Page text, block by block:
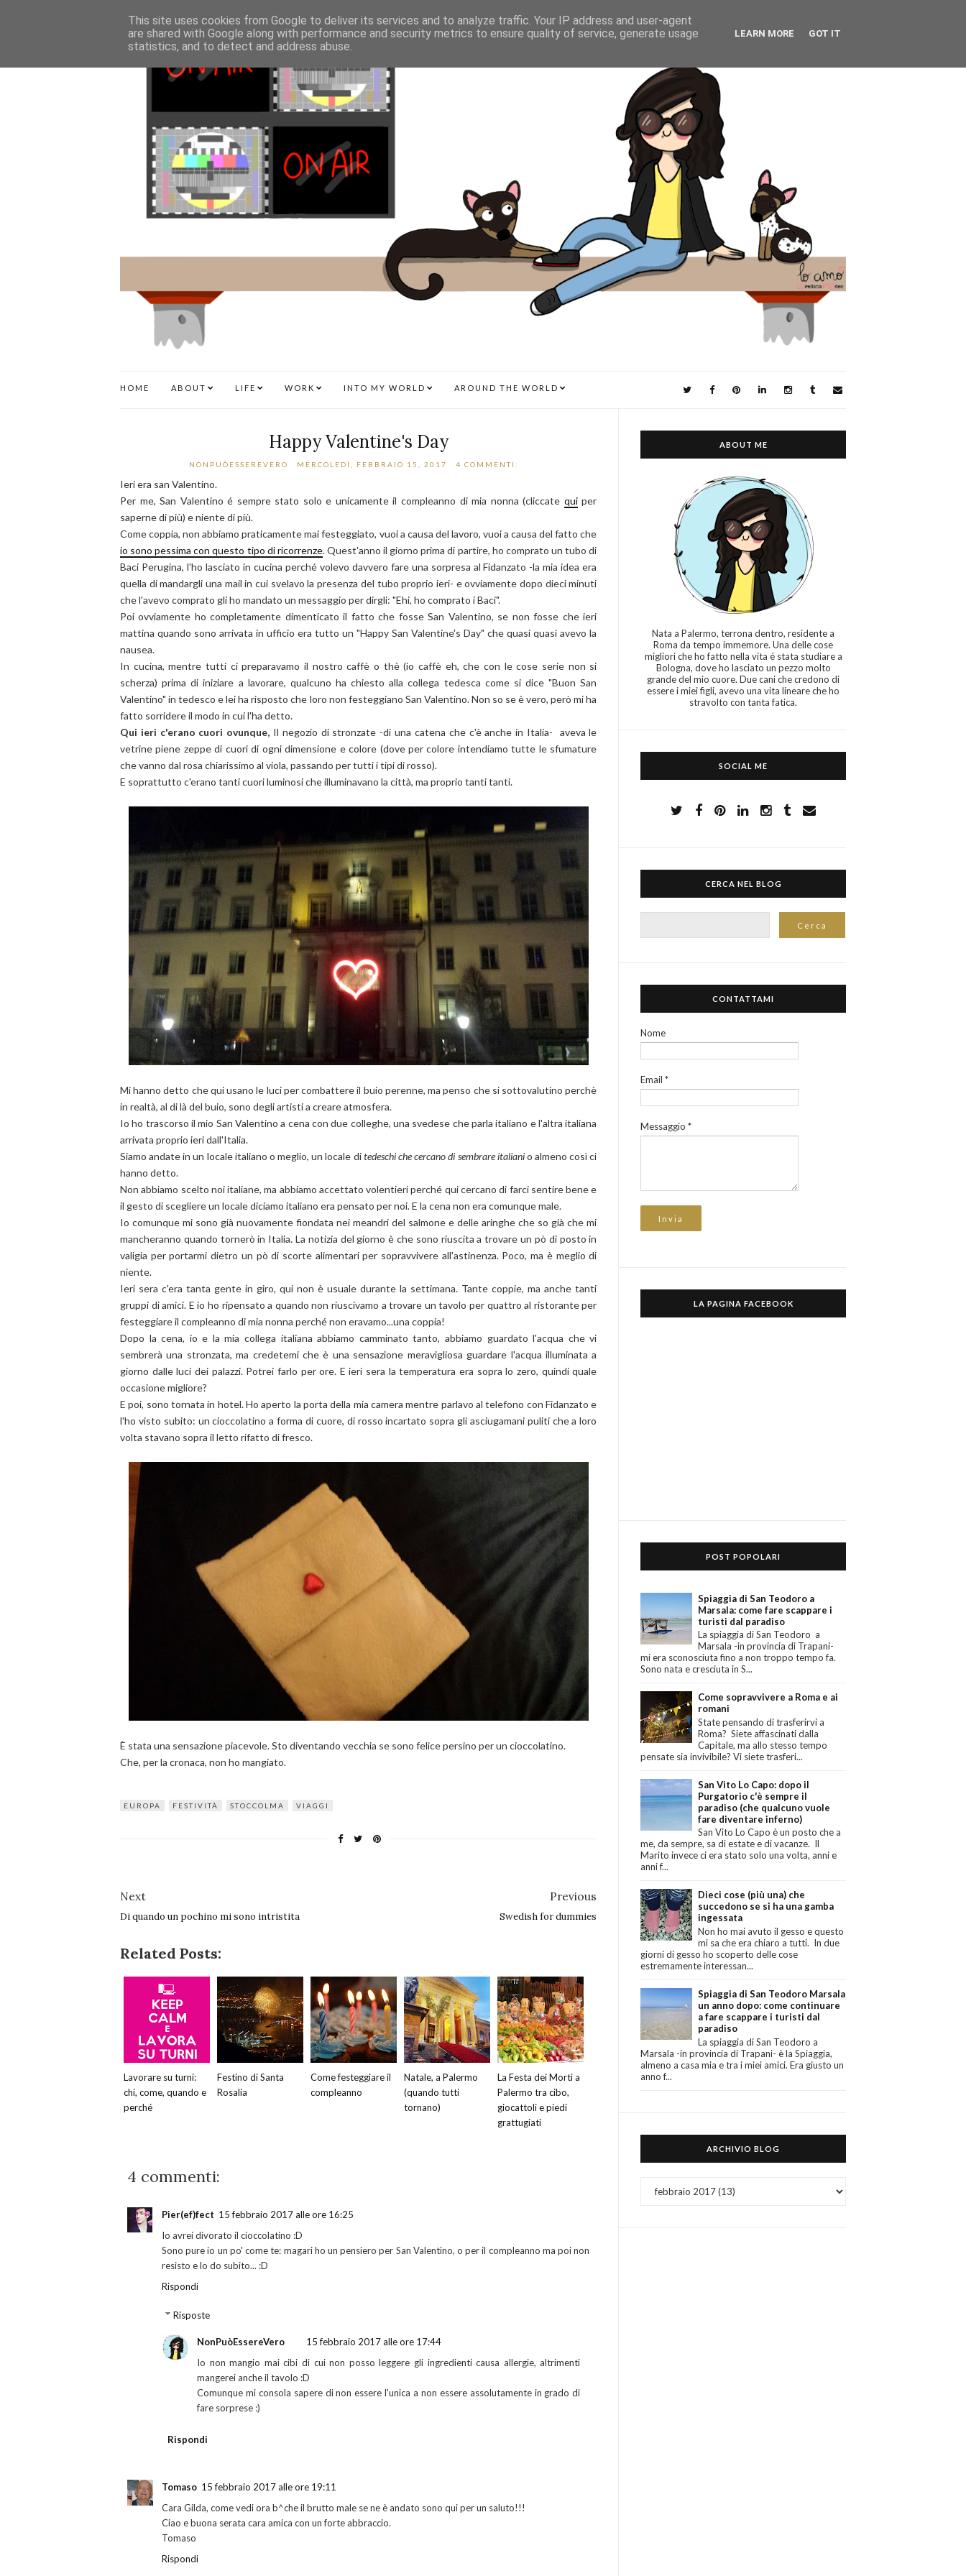
HOME ABOUT LIFE WORK INTO MY WORLD AROUND THE WORLD
Happy Valentine's Day
NONPUÒESSEREVERO MERCOLEDÌ, FEBBRAIO 15, 2017 4 COMMENTI:
Ieri era san Valentino.
Per me, San Valentino é sempre stato solo e unicamente il compleanno di mia nonna (cliccate quiper
saperne di più) e niente di più.
Come coppia, non abbiamo praticamente mai festeggiato, vuoi a causa del lavoro, vuoi a causa del fatto che
io sono pessima con questo tipo di ricorrenze. Quest'anno il giorno prima di partire, ho comprato un tubo di
Baci Perugina, l'ho lasciato in cucina perché volevo davvero fare una sorpresa al Fidanzato -la mia idea era
quella di mandargli una mail in cui svelavo la presenza del tubo proprio ieri- e ovviamente dopo dieci minuti
che l'avevo comprato gli ho mandato un messaggio per dirgli: "Ehi, ho comprato i Baci".
Poi ovviamente ho completamente dimenticato il fatto che fosse San Valentino, se non fosse che ieri
mattina quando sono arrivata in ufficio era tutto un "Happy San Valentine's Day" che quasi quasi avevo la
nausea.
In cucina, mentre tutti ci preparavamo il nostro caffè o thè (io caffè eh, che con le cose serie non si
scherza) prima di iniziare a lavorare, qualcuno ha chiesto alla collega tedesca come si dice "Buon San
Valentino" in tedesco e lei ha risposto che loro non festeggiano San Valentino. Non so se è vero, però mi ha
fatto sorridere il modo in cui l'ha detto.
Qui ieri c'erano cuori ovunque, Il negozio di stronzate -di una catena che c'è anche in Italia- aveva le
vetrine piene zeppe di cuori di ogni dimensione e colore (dove per colore intendiamo tutte le sfumature
che vanno dal rosa chiarissimo al viola, passando per tutti i tipi di rosso).
E soprattutto c'erano tanti cuori luminosi che illuminavano la città, ma proprio tanti tanti.
Mi hanno detto che qui usano le luci per combattere il buio perenne, ma penso che si sottovalutino perchè
in realtà, al di là del buio, sono degli artisti a creare atmosfera.
Io ho trascorso il mio San Valentino a cena con due colleghe, una svedese che parla italiano e l'altra italiana
arrivata proprio ieri dall'Italia.
Siamo andate in un locale italiano o meglio, un locale ditedeschi che cercano di sembrare italianio almeno così ci
hanno detto.
Non abbiamo scelto noi italiane, ma abbiamo accettato volentieri perché qui cercano di farci sentire bene e
il gesto di scegliere un locale diciamo italiano era pensato per noi. E la cena non era comunque male.
Io comunque mi sono già nuovamente fiondata nei meandri del salmone e delle aringhe che so già che mi
mancheranno quando tornerò in Italia. La notizia del giorno è che sono riuscita a trovare un pò di posto in
valigia per portarmi dietro un pò di scorte alimentari per sopravvivere all'astinenza. Poco, ma è meglio di
niente.
Ieri sera c'era tanta gente in giro, qui non è usuale durante la settimana. Tante coppie, ma anche tanti
gruppi di amici. E io ho ripensato a quando non riuscivamo a trovare un tavolo per quattro al ristorante per
festeggiare il compleanno di mia nonna perché non eravamo...una coppia!
Dopo la cena, io e la mia collega italiana abbiamo camminato tanto, abbiamo guardato l'acqua che vi
sembrerà una stronzata, ma credetemi che è una sensazione meravigliosa guardare l'acqua illuminata a
giorno dalle luci dei palazzi. Potrei farlo per ore. E ieri sera la temperatura era sopra lo zero, quindi quale
occasione migliore?
E poi, sono tornata in hotel. Ho aperto la porta della mia camera mentre parlavo al telefono con Fidanzato e
l'ho visto subito: un cioccolatino a forma di cuore, di rosso incartato sopra gli asciugamani puliti che a loro
volta stavano sopra il letto rifatto di fresco.
È stata una sensazione piacevole. Sto diventando vecchia se sono felice persino per un cioccolatino.
Che, per la cronaca, non ho mangiato.
EUROPA FESTIVITÀ STOCCOLMA VIAGGI
Next
Di quando un pochino mi sono intristita
Previous
Swedish for dummies
Related Posts:
Lavorare su turni:
chi, come, quando e
perché
Festino di Santa
Rosalia
Come festeggiare il
compleanno
Natale, a Palermo
(quando tutti
tornano)
La Festa dei Morti a
Palermo tra cibo,
giocattoli e piedi
grattugiati
4 commenti:
Pier(ef)fect 15 febbraio 2017 alle ore 16:25
Io avrei divorato il cioccolatino :D
Sono pure io un po' come te: magari ho un pensiero per San Valentino, o per il compleanno ma poi non
resisto e lo do subito... :D
Rispondi
Risposte
NonPuòEssereVero
15 febbraio 2017 alle ore 17:44
Io non mangio mai cibi di cui non posso leggere gli ingredienti causa allergie, altrimenti
mangerei anche il tavolo :D
Comunque mi consola sapere di non essere l'unica a non essere assolutamente in grado di
fare sorprese :)
Rispondi
Tomaso 15 febbraio 2017 alle ore 19:11
Cara Gilda, come vedi ora b^che il brutto male se ne è andato sono qui per un saluto!!!
Ciao e buona serata cara amica con un forte abbraccio.
Tomaso
Rispondi
ABOUT ME
Nata a Palermo, terrona dentro, residente a
Roma da tempo immemore. Una delle cose
migliori che ho fatto nella vita é stata studiare a
Bologna, dove ho lasciato un pezzo molto
grande del mio cuore. Due cani che credono di
essere i miei figli, avevo una vita lineare che ho
stravolto con tanta fatica.
SOCIAL ME
CERCA NEL BLOG
CONTATTAMI
Nome
Email*
Messaggio*
LA PAGINA FACEBOOK
POST POPOLARI
Spiaggia di San Teodoro a
Marsala: come fare scappare i
turisti dal paradiso
La spiaggia di San Teodoro a
Marsala -in provincia di Trapani-
mi era sconosciuta fino a non troppo tempo fa.
Sono nata e cresciuta in S...
Come sopravvivere a Roma e ai
romani
State pensando di trasferirvi a
Roma? Siete affascinati dalla
Capitale, ma allo stesso tempo
pensate sia invivibile? Vi siete trasferi...
San Vito Lo Capo: dopo il
Purgatorio c'è sempre il
paradiso (che qualcuno vuole
fare diventare inferno)
San Vito Lo Capo è un posto che a
me, da sempre, sa di estate e di vacanze. Il
Marito invece ci era stato solo una volta, anni e
anni f...
Dieci cose (più una) che
succedono se si ha una gamba
ingessata
Non ho mai avuto il gesso e questo
mi sa che era chiaro a tutti. In due
giorni di gesso ho scoperto delle cose
estremamente interessan...
Spiaggia di San Teodoro Marsala
un anno dopo: come continuare
a fare scappare i turisti dal
paradiso
La spiaggia di San Teodoro a
Marsala -in provincia di Trapani- è la Spiaggia,
almeno a casa mia e tra i miei amici. Era giusto un
anno f...
ARCHIVIO BLOG
This site uses cookies from Google to deliver its services and to analyze traffic. Your IP address and user-agent
are shared with Google along with performance and security metrics to ensure quality of service, generate usage
statistics, and to detect and address abuse.
LEARN MORE GOT IT